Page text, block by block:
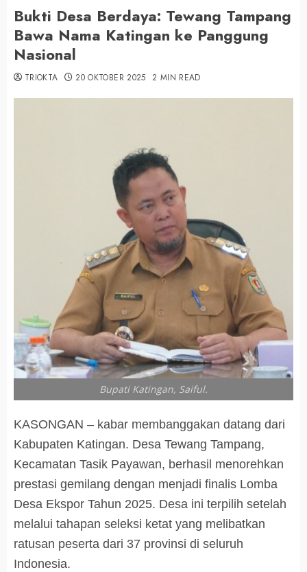
Bukti Desa Berdaya: Tewang Tampang
Bawa Nama Katingan ke Panggung
Nasional
TRIOKTA 20 OKTOBER 2025 2 MIN READ
Bupati Katingan, Saiful.
KASONGAN – kabar membanggakan datang dari
Kabupaten Katingan. Desa Tewang Tampang,
Kecamatan Tasik Payawan, berhasil menorehkan
prestasi gemilang dengan menjadi finalis Lomba
Desa Ekspor Tahun 2025. Desa ini terpilih setelah
melalui tahapan seleksi ketat yang melibatkan
ratusan peserta dari 37 provinsi di seluruh
Indonesia.